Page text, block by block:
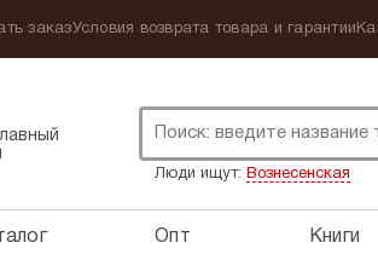
заказУсловия возврата товара и гарантии
Люди ищут: Вознесенская
Опт Книги